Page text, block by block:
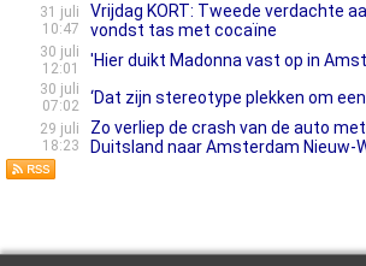
31 juli
10:47
Vrijdag KORT: Tweede verdachte
vondst tas met cocaïne
30 juli
12:01
'Hier duikt Madonna vast op in
30 juli
07:02
‘Dat zijn stereotype plekken om
29 juli
18:23
Zo verliep de crash van de auto
Duitsland naar Amsterdam Nieuw-